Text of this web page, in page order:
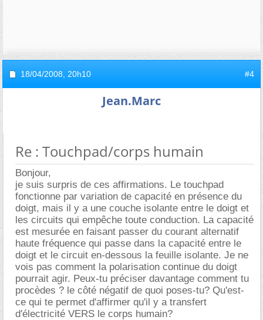
18/04/2008, 20h10 #4
Jean.Marc
Re : Touchpad/corps humain
Bonjour,
je suis surpris de ces affirmations. Le touchpad
fonctionne par variation de capacité en présence du
doigt, mais il y a une couche isolante entre le doigt et
les circuits qui empêche toute conduction. La capacité
est mesurée en faisant passer du courant alternatif
haute fréquence qui passe dans la capacité entre le
doigt et le circuit en-dessous la feuille isolante. Je ne
vois pas comment la polarisation continue du doigt
pourrait agir. Peux-tu préciser davantage comment tu
procèdes ? le côté négatif de quoi poses-tu? Qu'est-
ce qui te permet d'affirmer qu'il y a transfert
d'électricité VERS le corps humain?